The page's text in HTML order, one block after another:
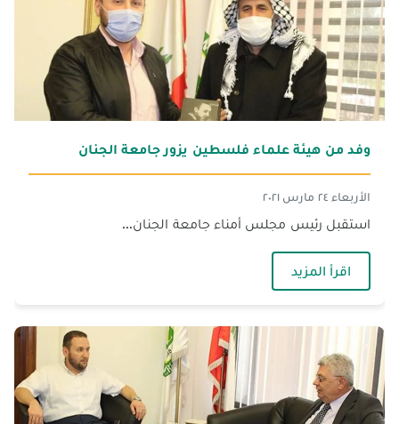
وفد من هيئة علماء فلسطين يزور جامعة الجنان
الأربعاء ٢٤ مارس ٢٠٢١
استقبل رئيس مجلس أمناء جامعة الجنان...
اقرأ المزيد— وفد من هيئة علماء فلسطين يزور جامعة